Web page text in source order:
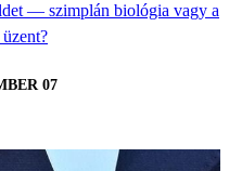
— szimplán biológia vagy a
07